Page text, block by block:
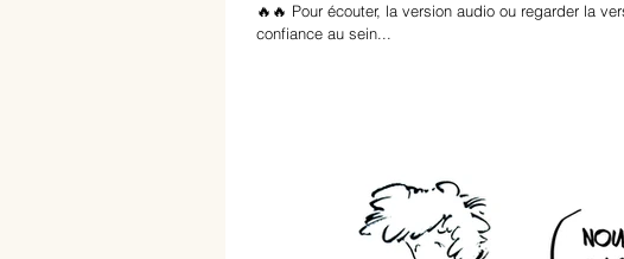
🔥🔥 Pour écouter, la version audio ou regarder la
confiance au sein...